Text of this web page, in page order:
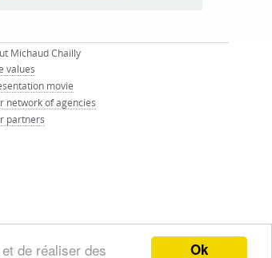
Ok
de réaliser des
Michaud Chailly
values
movie
network of agencies
partners